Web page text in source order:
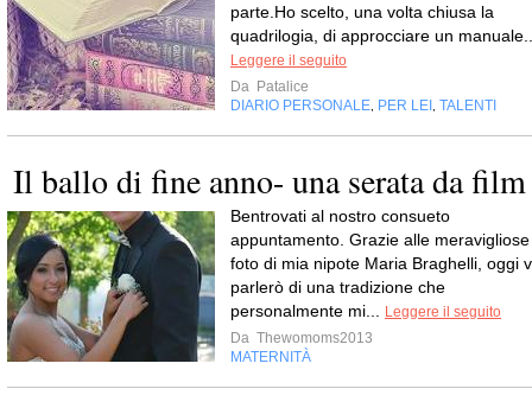
parte.Ho scelto, una volta chiusa la
quadrilogia, di approcciare un
Leggere il seguito
Da Patalice
DIARIO PERSONALE, PER LEI , TALENTI
Il ballo di fine anno- una serata da film
Bentrovati al nostro consueto
appuntamento. Grazie alle meravigliose
foto di mia nipote Maria Braghelli, oggi
parlerò di una tradizione che
personalmente mi... Leggere il seguito
Da Thewomoms2013
MATERNITÀ